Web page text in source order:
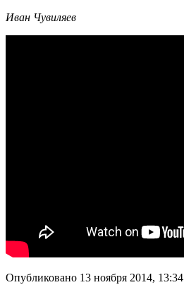
Иван Чувиляев
Опубликовано 13 ноября 2014, 13:34